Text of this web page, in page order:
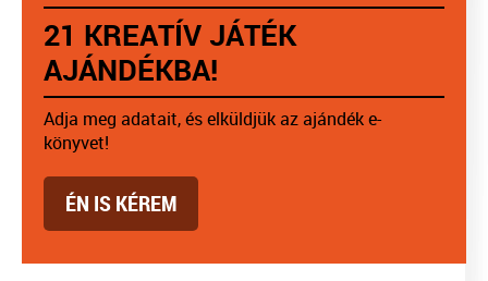
21 KREATÍV JÁTÉK
AJÁNDÉKBA!
Adja meg adatait, és elküldjük az ajándék e-
könyvet!
ÉN IS KÉREM